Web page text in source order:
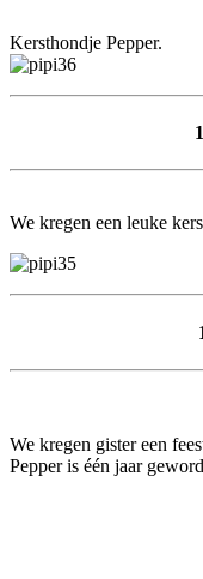
Kersthondje Pepper.
We kregen een leuke
We kregen gister een
Pepper is één jaar